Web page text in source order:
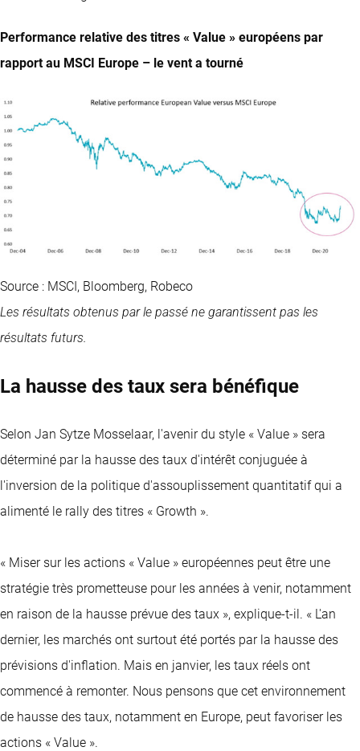
Performance relative des titres « Value » européens par
rapport au MSCI Europe – le vent a tourné
Source : MSCI, Bloomberg, Robeco
Les résultats obtenus par le passé ne garantissent pas les
résultats futurs.
La hausse des taux sera bénéfique
Selon Jan Sytze Mosselaar, l'avenir du style « Value » sera
déterminé par la hausse des taux d'intérêt conjuguée à
l'inversion de la politique d'assouplissement quantitatif qui a
alimenté le rally des titres « Growth ».
« Miser sur les actions « Value » européennes peut être une
stratégie très prometteuse pour les années à venir, notamment
en raison de la hausse prévue des taux », explique-t-il. « L'an
dernier, les marchés ont surtout été portés par la hausse des
prévisions d'inflation. Mais en janvier, les taux réels ont
commencé à remonter. Nous pensons que cet environnement
de hausse des taux, notamment en Europe, peut favoriser les
actions « Value ».